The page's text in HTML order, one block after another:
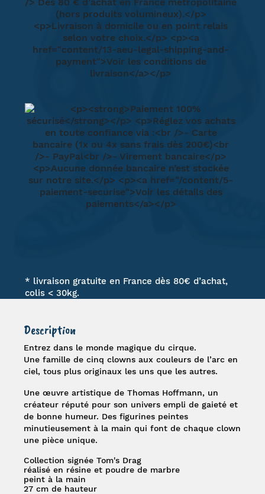
* livraison gratuite en France dès 80€ d’achat,
colis < 30kg.
Description
Entrez dans le monde magique du cirque.
Une famille de cinq clowns aux couleurs de l’arc en
ciel, tous plus originaux les uns que les autres.
Une œuvre artistique deThomas Hoffmann, un
créateur réputé pour son univers empli de gaieté et
de bonne humeur. Des figurines peintes
minutieusement à la main qui font de chaque clown
une pièce unique.
Collection signée Tom's Drag
réalisé en résine et poudre de marbre
peint à la main
27 cm de hauteur